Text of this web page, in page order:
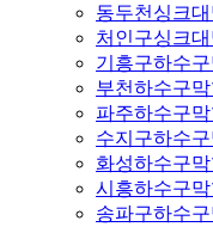
동두천싱크
처인구싱크
기흥구하수
부천하수구
파주하수구
수지구하수
화성하수구
시흥하수구
송파구하수